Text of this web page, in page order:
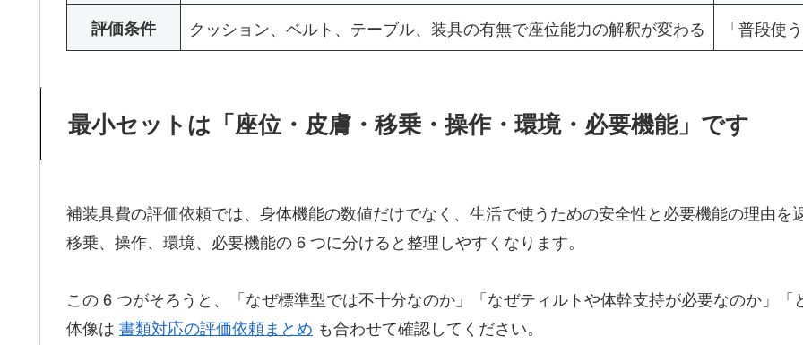
評価条件
クッション、ベルト、テーブル、装具の有無で座位能力の解釈が変わる 「普段使
最小セットは「座位・皮膚・移乗・操作・環境・必要機能」です
補装具費の評価依頼では、身体機能の数値だけでなく、生活で使うための安全性と必要機能の理由
移乗、操作、環境、必要機能の 6 つに分けると整理しやすくなります。
この 6 つがそろうと、「なぜ標準型では不十分なのか」「なぜティルトや体幹支持が必要なのか」
体像は 書類対応の評価依頼まとめ も合わせて確認してください。